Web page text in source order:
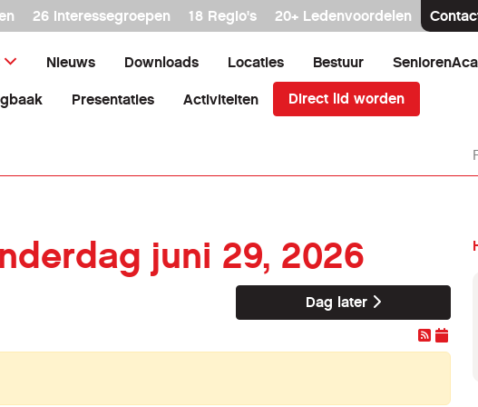
26 interessegroepen 18 Regio's 20+ Ledenvoordelen
Nieuws Downloads Locaties Bestuur
Presentaties Activiteiten Direct lid worden
juni 29, 2026
Dag later